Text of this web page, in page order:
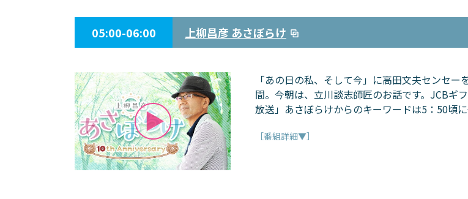
05:00-06:00 上柳昌彦 あさぼらけ
「あの日の私、そして今」に高田文夫センセ
間。今朝は、立川談志師匠のお話です。JCBギ
放送」あさぼらけからのキーワードは5：50頃に
［番組詳細▼］